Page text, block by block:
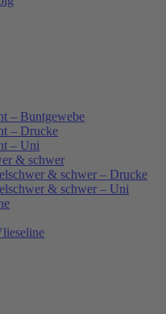
– Buntgewebe
– Drucke
– Uni
& schwer
& schwer – Drucke
& schwer – Uni